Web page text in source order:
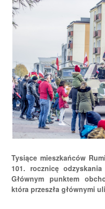
Tysiące mieszkańców
101. rocznicę
Głównym punktem
która przeszła głównymi